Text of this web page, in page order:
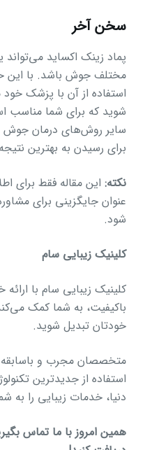
سخن آخر
پماد زینک اکساید می‌تواند
مختلف جوش باشد. با این
استفاده از آن با پزشک
شوید که برای شما مناسب
سایر روش‌های درمان جوش
برای رسیدن به بهترین
نکته:این مقاله فقط برای
عنوان جایگزینی برای
شود.
کلینیک زیبایی سام
کلینیک زیبایی سام با
باکیفیت، به شما کمک
خودتان تبدیل شوید.
متخصصان مجرب و باسابقه
استفاده از جدیدترین
دنیا، خدمات زیبایی را به
همین امروز با ما تماس